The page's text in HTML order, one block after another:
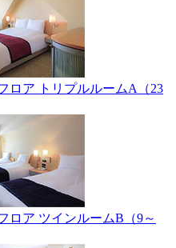
ロア トリプルルームA（23
ロア ツインルームB（9～